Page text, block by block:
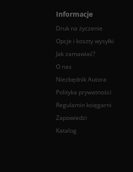
Informacje
Druk na życzenie
Opcje i koszty wysyłki
Jak zamawiać?
O nas
Niezbędnik Autora
Polityka prywatności
Regulamin księgarni
Zapowiedzi
Katalog